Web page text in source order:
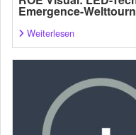
Emergence-
Weiterlesen